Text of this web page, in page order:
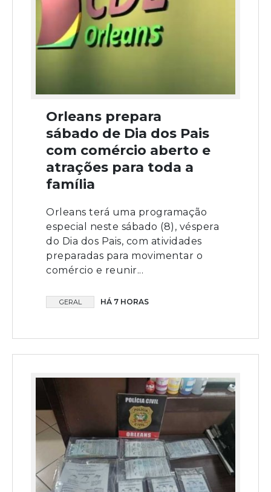
Orleans prepara
sábado de Dia dos Pais
com comércio aberto e
atrações para toda a
família
Orleans terá uma programação
especial neste sábado (8), véspera
do Dia dos Pais, com atividades
preparadas para movimentar o
comércio e reunir...
GERAL HÁ 7 HORAS